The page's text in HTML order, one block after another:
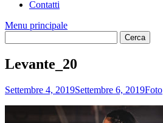
Contatti
Menu principale
Levante_20
Settembre 4, 2019Settembre 6, 2019Foto